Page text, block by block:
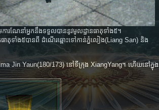
ការណែនាំអ្នកនឹងទទួលបាននូវមូលដ្ឋានធាតុទាំង៥។
ធាតុទាំង៥បានពី ដំណើរឆ្ពោះទៅកាន់ភ្នំលៀង(Liang San)និង
Jin Yaun(180/173) នៅទីក្រុង XiangYang។ ហើយនៅក្នុង